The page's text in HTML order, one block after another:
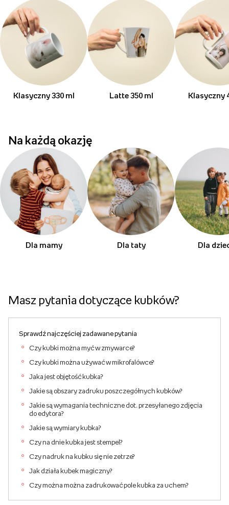
Klasyczny 330 ml Latte 350 ml Klasyczny
Na każdą okazję
Dla mamy Dla taty Dla
Masz pytania dotyczące kubków?
Sprawdź najczęściej zadawane pytania
Czy kubki można myć w zmywarce?
Czy kubki można używać w mikrofalówce?
Jaka jest objętość kubka?
Jakie są obszary zadruku poszczegółnych kubków?
Jakie są wymagania techniczne dot. przesyłanego zdjęcia
do edytora?
Jakie są wymiary kubka?
Czy na dnie kubka jest stempel?
Czy nadruk na kubku się nie zetrze?
Jak działa kubek magiczny?
Czy można można zadrukować pole kubka za uchem?